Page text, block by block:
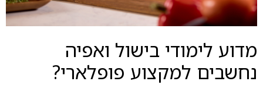
מדוע לימודי בישול ואפיה
נחשבים למקצוע פופלארי?